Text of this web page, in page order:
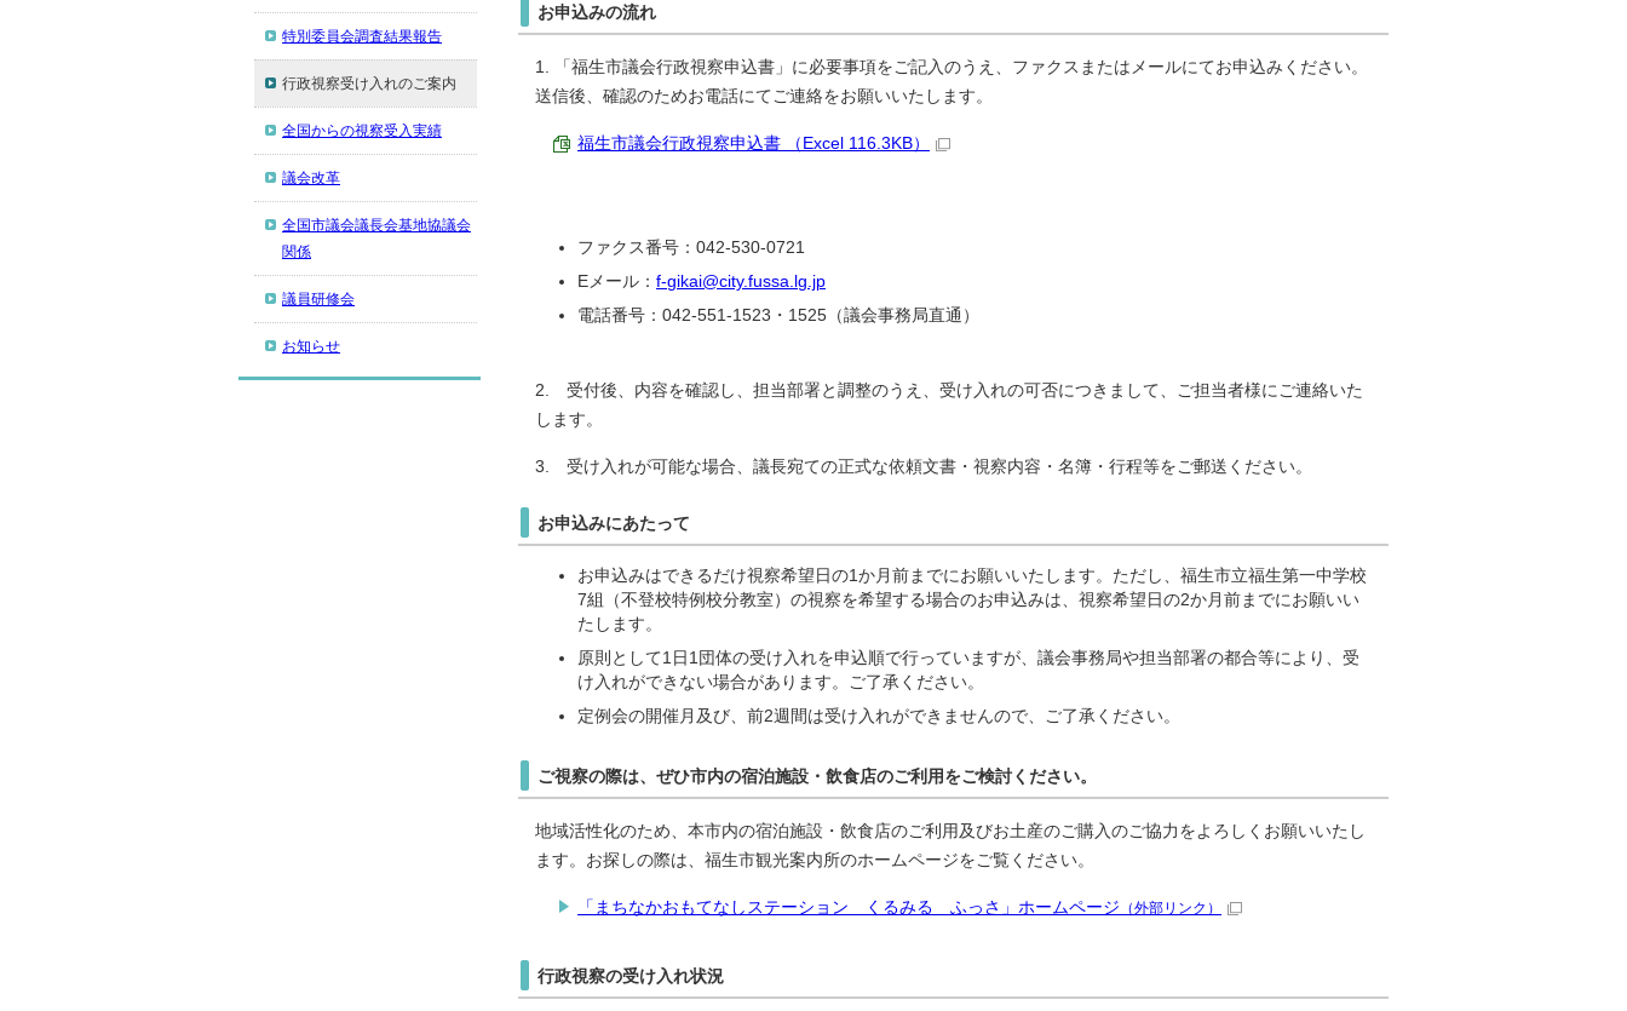
お申込みの流れ
1. 「福生市議会行政視察申込書」に必要事項をご記入のうえ、ファクスまたはメールにてお申込みください。
送信後、確認のためお電話にてご連絡をお願いいたします。
福生市議会行政視察申込書 （Excel 116.3KB）
ファクス番号：042-530-0721
Eメール： f-gikai@city.fussa.lg.jp
電話番号：042-551-1523・1525（議会事務局直通）
2. 受付後、内容を確認し、担当部署と調整のうえ、受け入れの可否につきまして、ご担当者様にご連絡いた
します。
3. 受け入れが可能な場合、議長宛ての正式な依頼文書・視察内容・名簿・行程等をご郵送ください。
お申込みにあたって
お申込みはできるだけ視察希望日の1か月前までにお願いいたします。ただし、福生市立福生第一中学校
7組（不登校特例校分教室）の視察を希望する場合のお申込みは、視察希望日の2か月前までにお願いい
たします。
原則として1日1団体の受け入れを申込順で行っていますが、議会事務局や担当部署の都合等により、受
け入れができない場合があります。ご了承ください。
定例会の開催月及び、前2週間は受け入れができませんので、ご了承ください。
ご視察の際は、ぜひ市内の宿泊施設・飲食店のご利用をご検討ください。
地域活性化のため、本市内の宿泊施設・飲食店のご利用及びお土産のご購入のご協力をよろしくお願いいたし
ます。お探しの際は、福生市観光案内所のホームページをご覧ください。
「まちなかおもてなしステーション くるみる ふっさ」ホームページ （外部リンク）
行政視察の受け入れ状況
特別委員会調査結果報告
行政視察受け入れのご案内
全国からの視察受入実績
議会改革
全国市議会議長会基地協議会
関係
議員研修会
お知らせ